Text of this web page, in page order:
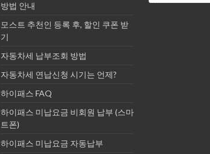
방법 안내
모스트 추천인 등록 후, 할인 쿠폰 받
기
자동차세 납부조회 방법
자동차세 연납신청 시기는 언제?
하이패스 FAQ
하이패스 미납요금 비회원 납부 (스마
트폰)
하이패스 미납요금 자동납부